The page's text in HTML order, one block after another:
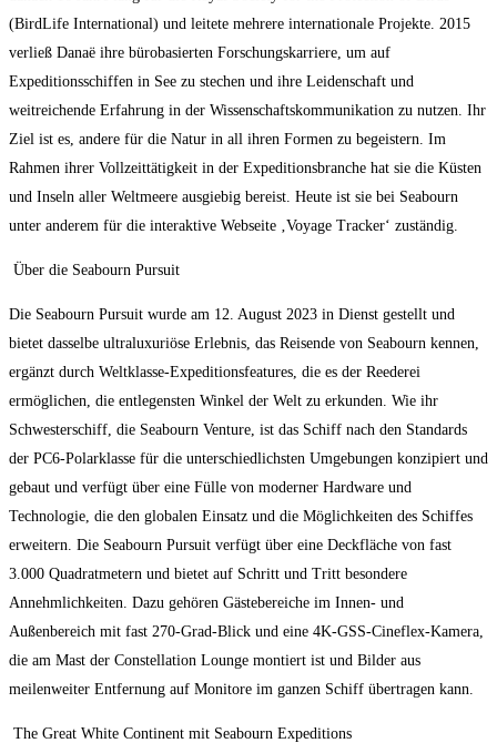
(BirdLife International) und leitete mehrere internationale Projekte. 2015
verließ Danaë ihre bürobasierten Forschungskarriere, um auf
Expeditionsschiffen in See zu stechen und ihre Leidenschaft und
weitreichende Erfahrung in der Wissenschaftskommunikation zu nutzen. Ihr
Ziel ist es, andere für die Natur in all ihren Formen zu begeistern. Im
Rahmen ihrer Vollzeittätigkeit in der Expeditionsbranche hat sie die Küsten
und Inseln aller Weltmeere ausgiebig bereist. Heute ist sie bei Seabourn
unter anderem für die interaktive Webseite ‚Voyage Tracker‘ zuständig.
Über die Seabourn Pursuit
Die Seabourn Pursuit wurde am 12. August 2023 in Dienst gestellt und
bietet dasselbe ultraluxuriöse Erlebnis, das Reisende von Seabourn kennen,
ergänzt durch Weltklasse-Expeditionsfeatures, die es der Reederei
ermöglichen, die entlegensten Winkel der Welt zu erkunden. Wie ihr
Schwesterschiff, die Seabourn Venture, ist das Schiff nach den Standards
der PC6-Polarklasse für die unterschiedlichsten Umgebungen konzipiert und
gebaut und verfügt über eine Fülle von moderner Hardware und
Technologie, die den globalen Einsatz und die Möglichkeiten des Schiffes
erweitern. Die Seabourn Pursuit verfügt über eine Deckfläche von fast
3.000 Quadratmetern und bietet auf Schritt und Tritt besondere
Annehmlichkeiten. Dazu gehören Gästebereiche im Innen- und
Außenbereich mit fast 270-Grad-Blick und eine 4K-GSS-Cineflex-Kamera,
die am Mast der Constellation Lounge montiert ist und Bilder aus
meilenweiter Entfernung auf Monitore im ganzen Schiff übertragen kann.
The Great White Continent mit Seabourn Expeditions